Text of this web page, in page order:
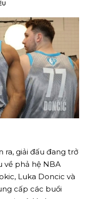
ra, giải đấu đang trở
về phả hệ NBA
Luka Doncic và
cấp các buổi